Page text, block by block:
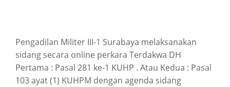
Pengadilan Militer III-1 Surabaya melaksanakan
sidang secara online perkara Terdakwa DH
Pertama : Pasal 281 ke-1 KUHP . Atau Kedua : Pasal
103 ayat (1) KUHPM dengan agenda sidang